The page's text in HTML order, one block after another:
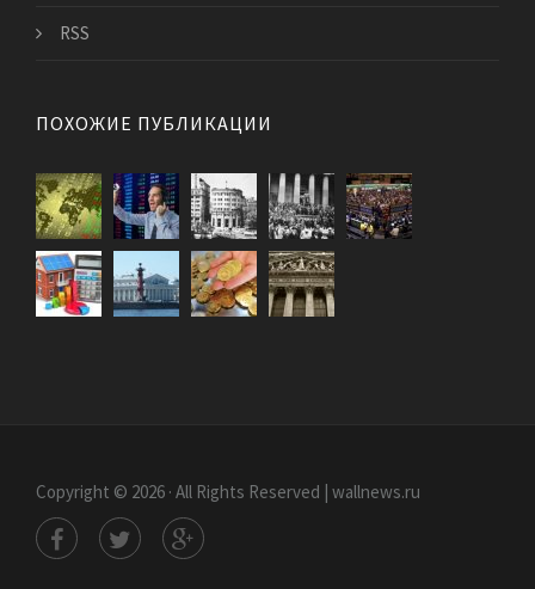
RSS
ПОХОЖИЕ ПУБЛИКАЦИИ
Copyright © 2026 · All Rights Reserved | wallnews.ru